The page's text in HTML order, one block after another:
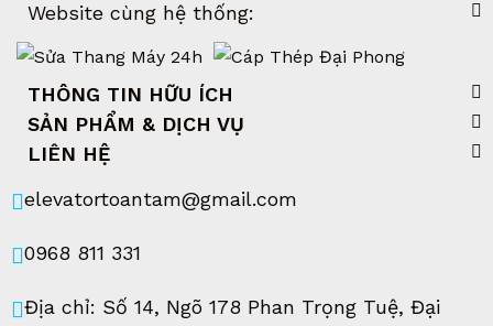
Website cùng hệ thống:
THÔNG TIN HỮU ÍCH
SẢN PHẨM & DỊCH VỤ
LIÊN HỆ
elevatortoantam@gmail.com
0968 811 331
Địa chỉ: Số 14, Ngõ 178 Phan Trọng Tuệ, Đại